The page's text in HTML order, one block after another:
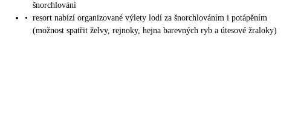
šnorchlování
• resort nabízí organizované výlety lodí za šnorchlováním i potápěním
(možnost spatřit želvy, rejnoky, hejna barevných ryb a útesové žraloky)